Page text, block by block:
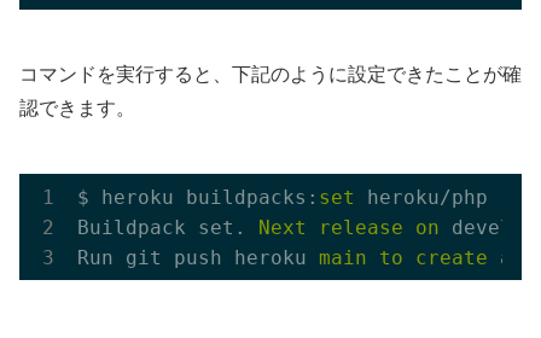
コマンドを実行すると、下記のように設定できたことが確
認できます。
$ heroku buildpacks: set
heroku/php
Buildpack set. Next release on
Run git push heroku main to create a